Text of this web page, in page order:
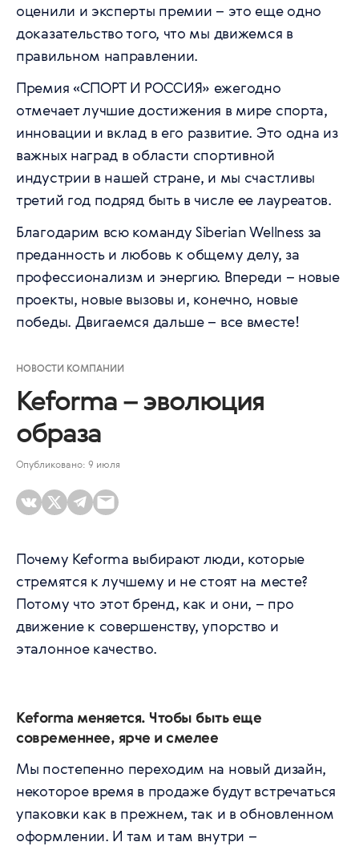
оценили и эксперты премии – это еще одно
доказательство того, что мы движемся в
правильном направлении.
Премия «СПОРТ И РОССИЯ» ежегодно
отмечает лучшие достижения в мире спорта,
инновации и вклад в его развитие. Это одна из
важных наград в области спортивной
индустрии в нашей стране, и мы счастливы
третий год подряд быть в числе ее лауреатов.
Благодарим всю команду Siberian Wellness за
преданность и любовь к общему делу, за
профессионализм и энергию. Впереди – новые
проекты, новые вызовы и, конечно, новые
победы. Двигаемся дальше – все вместе!
НОВОСТИ КОМПАНИИ
Keforma – эволюция
образа
Опубликовано: 9 июля
Почему Keforma выбирают люди, которые
стремятся к лучшему и не стоят на месте?
Потому что этот бренд, как и они, – про
движение к совершенству, упорство и
эталонное качество.
Keforma меняется. Чтобы быть еще
современнее, ярче и смелее
Мы постепенно переходим на новый дизайн,
некоторое время в продаже будут встречаться
упаковки как в прежнем, так и в обновленном
оформлении. И там и там внутри –